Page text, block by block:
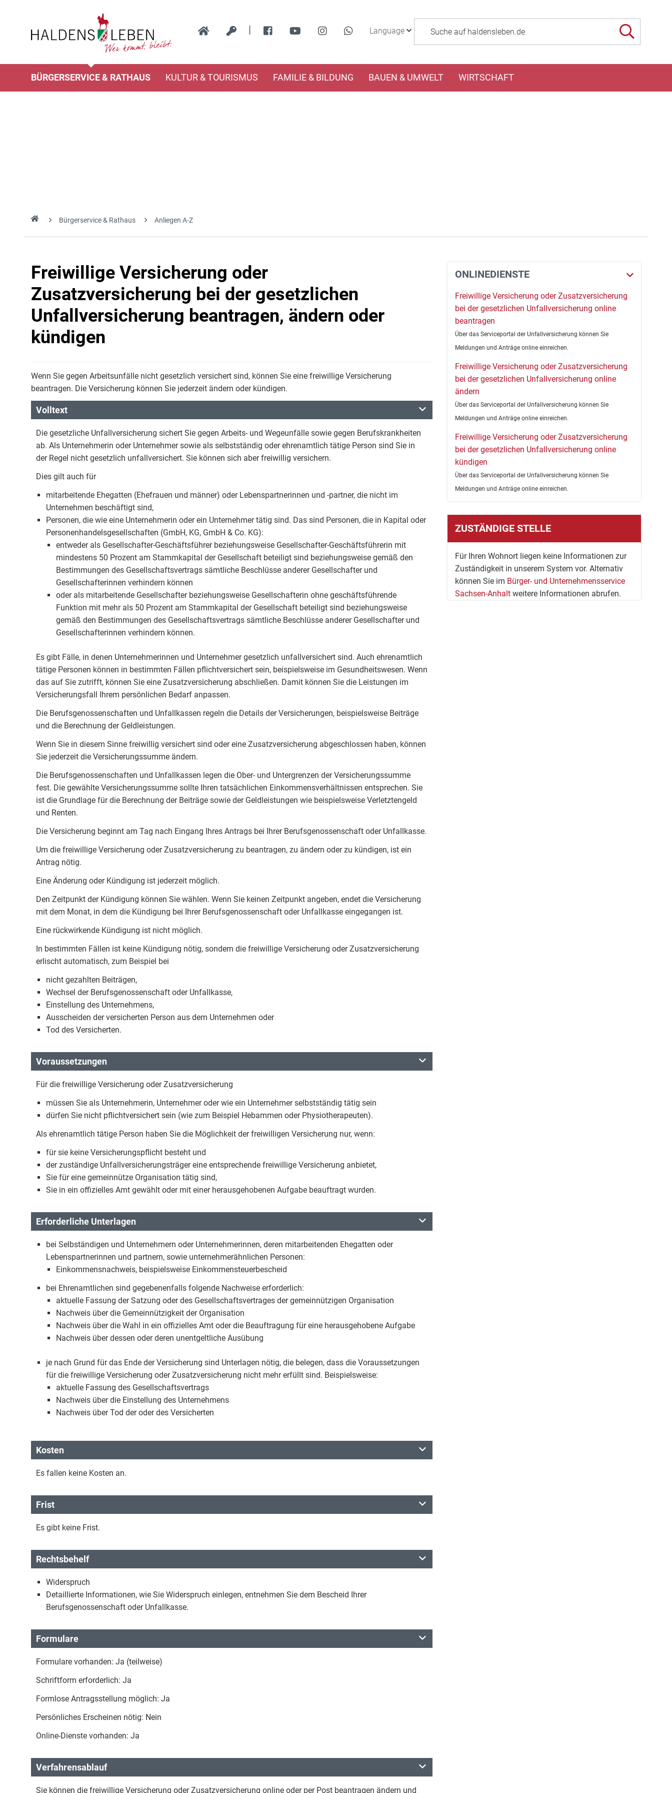
| Language
BÜRGERSERVICE & RATHAUS KULTUR & TOURISMUS FAMILIE & BILDUNG BAUEN & UMWELT WIRTSCHAFT
Bürgerservice & Rathaus Anliegen A-Z
Freiwillige Versicherung oder
Zusatzversicherung bei der gesetzlichen
Unfallversicherung beantragen, ändern oder
kündigen
Wenn Sie gegen Arbeitsunfälle nicht gesetzlich versichert sind, können Sie eine freiwillige Versicherung
beantragen. Die Versicherung können Sie jederzeit ändern oder kündigen.
Volltext
Die gesetzliche Unfallversicherung sichert Sie gegen Arbeits- und Wegeunfälle sowie gegen Berufskrankheiten
ab. Als Unternehmerin oder Unternehmer sowie als selbstständig oder ehrenamtlich tätige Person sind Sie in
der Regel nicht gesetzlich unfallversichert. Sie können sich aber freiwillig versichern.
Dies gilt auch für
mitarbeitende Ehegatten (Ehefrauen und männer) oder Lebenspartnerinnen und -partner, die nicht im
Unternehmen beschäftigt sind,
Personen, die wie eine Unternehmerin oder ein Unternehmer tätig sind. Das sind Personen, die in Kapital oder
Personenhandelsgesellschaften (GmbH, KG, GmbH & Co. KG):
entweder als Gesellschafter-Geschäftsführer beziehungsweise Gesellschafter-Geschäftsführerin mit
mindestens 50 Prozent am Stammkapital der Gesellschaft beteiligt sind beziehungsweise gemäß den
Bestimmungen des Gesellschaftsvertrags sämtliche Beschlüsse anderer Gesellschafter und
Gesellschafterinnen verhindern können
oder als mitarbeitende Gesellschafter beziehungsweise Gesellschafterin ohne geschäftsführende
Funktion mit mehr als 50 Prozent am Stammkapital der Gesellschaft beteiligt sind beziehungsweise
gemäß den Bestimmungen des Gesellschaftsvertrags sämtliche Beschlüsse anderer Gesellschafter und
Gesellschafterinnen verhindern können.
Es gibt Fälle, in denen Unternehmerinnen und Unternehmer gesetzlich unfallversichert sind. Auch ehrenamtlich
tätige Personen können in bestimmten Fällen pflichtversichert sein, beispielsweise im Gesundheitswesen. Wenn
das auf Sie zutrifft, können Sie eine Zusatzversicherung abschließen. Damit können Sie die Leistungen im
Versicherungsfall Ihrem persönlichen Bedarf anpassen.
Die Berufsgenossenschaften und Unfallkassen regeln die Details der Versicherungen, beispielsweise Beiträge
und die Berechnung der Geldleistungen.
Wenn Sie in diesem Sinne freiwillig versichert sind oder eine Zusatzversicherung abgeschlossen haben, können
Sie jederzeit die Versicherungssumme ändern.
Die Berufsgenossenschaften und Unfallkassen legen die Ober- und Untergrenzen der Versicherungssumme
fest. Die gewählte Versicherungssumme sollte Ihren tatsächlichen Einkommensverhältnissen entsprechen. Sie
ist die Grundlage für die Berechnung der Beiträge sowie der Geldleistungen wie beispielsweise Verletztengeld
und Renten.
Die Versicherung beginnt am Tag nach Eingang Ihres Antrags bei Ihrer Berufsgenossenschaft oder Unfallkasse.
Um die freiwillige Versicherung oder Zusatzversicherung zu beantragen, zu ändern oder zu kündigen, ist ein
Antrag nötig.
Eine Änderung oder Kündigung ist jederzeit möglich.
Den Zeitpunkt der Kündigung können Sie wählen. Wenn Sie keinen Zeitpunkt angeben, endet die Versicherung
mit dem Monat, in dem die Kündigung bei Ihrer Berufsgenossenschaft oder Unfallkasse eingegangen ist.
Eine rückwirkende Kündigung ist nicht möglich.
In bestimmten Fällen ist keine Kündigung nötig, sondern die freiwillige Versicherung oder Zusatzversicherung
erlischt automatisch, zum Beispiel bei
nicht gezahlten Beiträgen,
Wechsel der Berufsgenossenschaft oder Unfallkasse,
Einstellung des Unternehmens,
Ausscheiden der versicherten Person aus dem Unternehmen oder
Tod des Versicherten.
Voraussetzungen
Für die freiwillige Versicherung oder Zusatzversicherung
müssen Sie als Unternehmerin, Unternehmer oder wie ein Unternehmer selbstständig tätig sein
dürfen Sie nicht pflichtversichert sein (wie zum Beispiel Hebammen oder Physiotherapeuten).
Als ehrenamtlich tätige Person haben Sie die Möglichkeit der freiwilligen Versicherung nur, wenn:
für sie keine Versicherungspflicht besteht und
der zuständige Unfallversicherungsträger eine entsprechende freiwillige Versicherung anbietet,
Sie für eine gemeinnütze Organisation tätig sind,
Sie in ein offizielles Amt gewählt oder mit einer herausgehobenen Aufgabe beauftragt wurden.
Erforderliche Unterlagen
bei Selbständigen und Unternehmern oder Unternehmerinnen, deren mitarbeitenden Ehegatten oder
Lebenspartnerinnen und partnern, sowie unternehmerähnlichen Personen:
Einkommensnachweis, beispielsweise Einkommensteuerbescheid
bei Ehrenamtlichen sind gegebenenfalls folgende Nachweise erforderlich:
aktuelle Fassung der Satzung oder des Gesellschaftsvertrages der gemeinnützigen Organisation
Nachweis über die Gemeinnützigkeit der Organisation
Nachweis über die Wahl in ein offizielles Amt oder die Beauftragung für eine herausgehobene Aufgabe
Nachweis über dessen oder deren unentgeltliche Ausübung
je nach Grund für das Ende der Versicherung sind Unterlagen nötig, die belegen, dass die Voraussetzungen
für die freiwillige Versicherung oder Zusatzversicherung nicht mehr erfüllt sind. Beispielsweise:
aktuelle Fassung des Gesellschaftsvertrags
Nachweis über die Einstellung des Unternehmens
Nachweis über Tod der oder des Versicherten
Kosten
Es fallen keine Kosten an.
Frist
Es gibt keine Frist.
Rechtsbehelf
Widerspruch
Detaillierte Informationen, wie Sie Widerspruch einlegen, entnehmen Sie dem Bescheid Ihrer
Berufsgenossenschaft oder Unfallkasse.
Formulare
Formulare vorhanden: Ja (teilweise)
Schriftform erforderlich: Ja
Formlose Antragsstellung möglich: Ja
Persönliches Erscheinen nötig: Nein
Online-Dienste vorhanden: Ja
Verfahrensablauf
Sie können die freiwillige Versicherung oder Zusatzversicherung online oder per Post beantragen ändern und
ONLINEDIENSTE
Freiwillige Versicherung oder Zusatzversicherung
bei der gesetzlichen Unfallversicherung online
beantragen
Über das Serviceportal der Unfallversicherung können Sie
Meldungen und Anträge online einreichen.
Freiwillige Versicherung oder Zusatzversicherung
bei der gesetzlichen Unfallversicherung online
ändern
Über das Serviceportal der Unfallversicherung können Sie
Meldungen und Anträge online einreichen.
Freiwillige Versicherung oder Zusatzversicherung
bei der gesetzlichen Unfallversicherung online
kündigen
Über das Serviceportal der Unfallversicherung können Sie
Meldungen und Anträge online einreichen.
ZUSTÄNDIGE STELLE
Für Ihren Wohnort liegen keine Informationen zur
Zuständigkeit in unserem System vor. Alternativ
können Sie im Bürger- und Unternehmensservice
Sachsen-Anhalt weitere Informationen abrufen.